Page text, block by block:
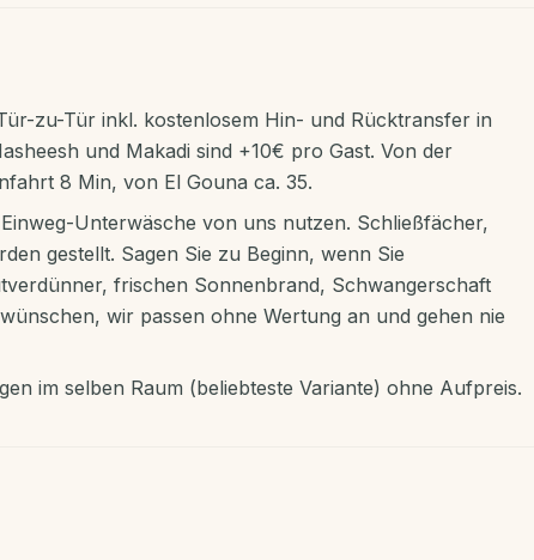
zu-Tür inkl. kostenlosem Hin- und Rücktransfer in
und Makadi sind +10€ pro Gast. Von der
8 Min, von El Gouna ca. 35.
Unterwäsche von uns nutzen. Schließfächer,
gestellt. Sagen Sie zu Beginn, wenn Sie
frischen Sonnenbrand, Schwangerschaft
wir passen ohne Wertung an und gehen nie
im selben Raum (beliebteste Variante) ohne Aufpreis.